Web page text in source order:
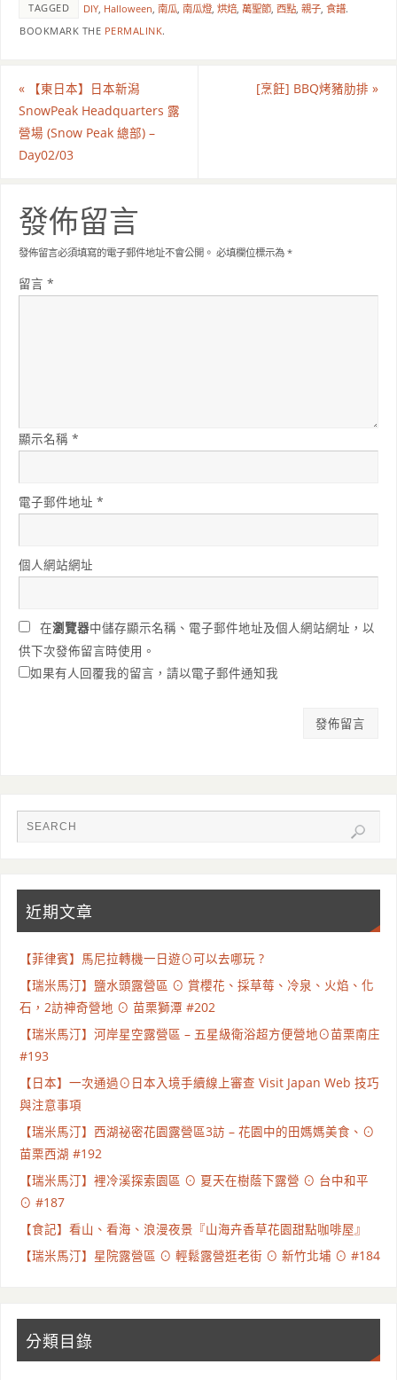
TAGGED DIY, Halloween,南瓜,南瓜燈,烘焙,萬聖節,西點,親子,食譜.
BOOKMARK THE PERMALINK.
« 【東日本】日本新潟
SnowPeak Headquarters 露
營場 (Snow Peak 總部) –
Day02/03
[烹飪] BBQ烤豬肋排 »
發佈留言
發佈留言必須填寫的電子郵件地址不會公開。 必填欄位標示為*
留言*
顯示名稱*
電子郵件地址*
個人網站網址
在瀏覽器中儲存顯示名稱、電子郵件地址及個人網站網址，以
供下次發佈留言時使用。
如果有人回覆我的留言，請以電子郵件通知我
近期文章
【菲律賓】馬尼拉轉機一日遊⊙可以去哪玩 ?
【瑞米馬汀】鹽水頭露營區 ⊙ 賞櫻花、採草莓、冷泉、火焰、化
石，2訪神奇營地 ⊙ 苗栗獅潭 #202
【瑞米馬汀】河岸星空露營區 – 五星級衛浴超方便營地⊙苗栗南庄
#193
【日本】一次通過⊙日本入境手續線上審查 Visit Japan Web 技巧
與注意事項
【瑞米馬汀】西湖祕密花園露營區3訪 – 花園中的田媽媽美食、⊙
苗栗西湖 #192
【瑞米馬汀】裡冷溪探索園區 ⊙ 夏天在樹蔭下露營 ⊙ 台中和平
⊙ #187
【食記】看山、看海、浪漫夜景『山海卉香草花園甜點咖啡屋』
【瑞米馬汀】星院露營區 ⊙ 輕鬆露營逛老街 ⊙ 新竹北埔 ⊙ #184
分類目錄